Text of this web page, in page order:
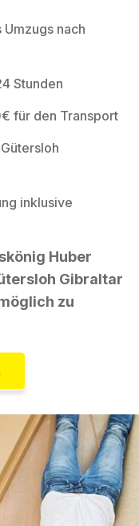
nach
Stunden
für den Transport
inklusive
Huber
Gibraltar
zu